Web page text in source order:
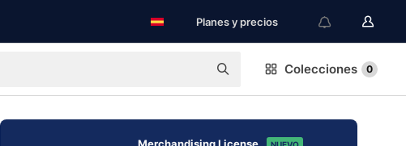
Planes y precios
Colecciones 0